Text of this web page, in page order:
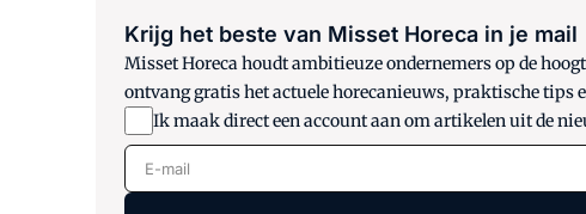
Krijg het beste van Misset Horeca in je mail
Misset Horeca houdt ambitieuze ondernemers op de
ontvang gratis het actuele horecanieuws, praktische tips
Ik maak direct een account aan om artikelen uit de
E-mail